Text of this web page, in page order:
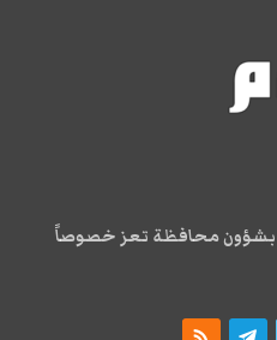
بشؤون محافظة تعز خصوصاً